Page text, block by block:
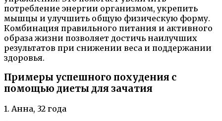
потребление энергии организмом, укрепить
мышцы и улучшить общую физическую форму.
Комбинация правильного питания и активного
образа жизни позволяет достичь наилучших
результатов при снижении веса и поддержании
здоровья.
Примеры успешного похудения с
помощью диеты для зачатия
1. Анна, 32 года